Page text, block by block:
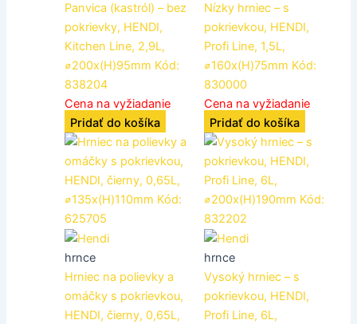
Panvica (kastról) – bez
pokrievky, HENDI,
Kitchen Line, 2,9L,
⌀200x(H)95mm Kód:
838204
Cena na vyžiadanie
Pridať do košíka
Nízky hrniec – s
pokrievkou, HENDI,
Profi Line, 1,5L,
⌀160x(H)75mm Kód:
830000
Cena na vyžiadanie
Pridať do košíka
hrnce
Hrniec na polievky a
omáčky s pokrievkou,
HENDI, čierny, 0,65L,
hrnce
Vysoký hrniec – s
pokrievkou, HENDI,
Profi Line, 6L,